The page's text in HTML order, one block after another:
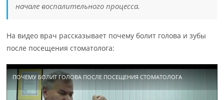
начале воспалительного процесса.
На видео врач рассказывает почему болит голова и зубы
после посещения стоматолога:
ПОЧЕМУ БОЛИТ ГОЛОВА ПОСЛЕ ПОСЕЩЕНИЯ СТОМАТОЛОГА